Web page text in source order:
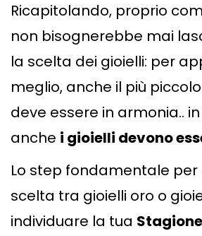
Ricapitolando, proprio
non bisognerebbe mai
la scelta dei gioielli: per
meglio, anche il più
deve essere in armonia..
anche i gioielli devono
Lo step fondamentale
scelta tra gioielli oro o
individuare la tua